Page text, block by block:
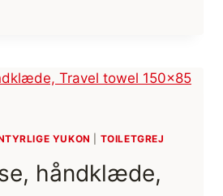
YUKON TOILETGREJ
håndklæde,